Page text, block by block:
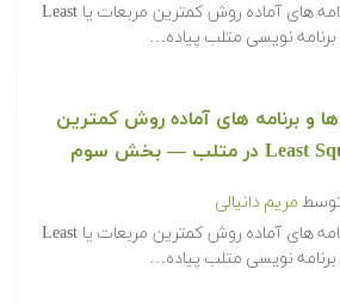
‫در ادامه کدها و برنامه های آماده روش کمترین مربعات یا Least
و برنامه های آماده روش کمترین
مریم دانیالی
‫در ادامه کدها و برنامه های آماده روش کمترین مربعات یا Least